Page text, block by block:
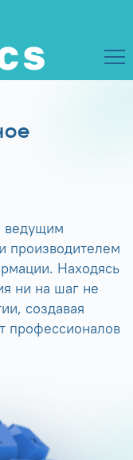
ведущим
производителем
Находясь
ни на шаг не
создавая
профессионалов